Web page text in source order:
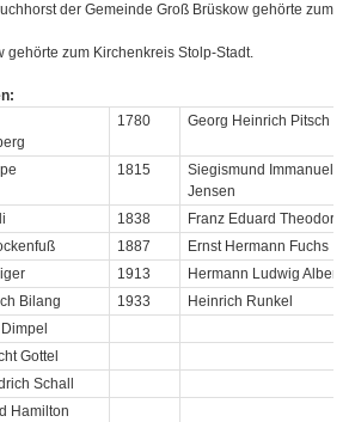
der Gemeinde Groß Brüskow gehörte zum
gehörte zum Kirchenkreis Stolp-Stadt.
1780 Georg Heinrich Pitsch
1815
Siegismund Immanuel
Jensen
1838
Franz Eduard Theodor
1887
Ernst Hermann Fuchs
1913
Hermann Ludwig Albert
Bilang 1933
Heinrich Runkel
Gottel
Schall
Hamilton